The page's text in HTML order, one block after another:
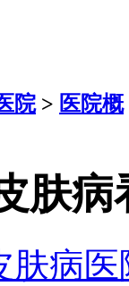
院> 医院概
肤
肤病医